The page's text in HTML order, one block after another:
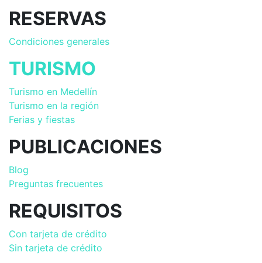
RESERVAS
Condiciones generales
TURISMO
Turismo en Medellín
Turismo en la región
Ferias y fiestas
PUBLICACIONES
Blog
Preguntas frecuentes
REQUISITOS
Con tarjeta de crédito
Sin tarjeta de crédito